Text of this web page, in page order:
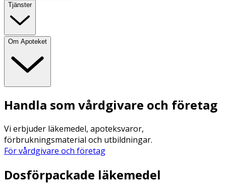
Tjänster
Om Apoteket
Handla som vårdgivare och företag
Vi erbjuder läkemedel, apoteksvaror,
förbrukningsmaterial och utbildningar.
För vårdgivare och företag
Dosförpackade läkemedel